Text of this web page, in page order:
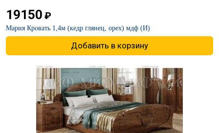
19150 ₽
Мария Кровать 1,4м (кедр глянец, орех) мдф (И)
Добавить в корзину